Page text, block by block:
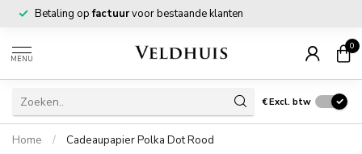
Betaling opfactuurvoor bestaande klanten
MENU
0
€Excl. btw
Home / Cadeaupapier Polka Dot Rood